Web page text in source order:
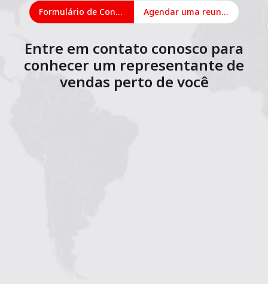
Formulário de Contato Agendar uma reunião on-line
Entre em contato conosco para
conhecer um representante de
vendas perto de você